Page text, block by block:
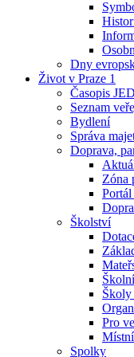
Dny
Život v Praze 1
Časopis
Seznam
Bydlení
Správa
Doprava,
Zóna
Školství
Pro
Spolky